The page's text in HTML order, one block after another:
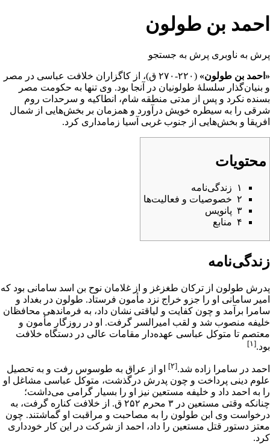
احمد بن طولون
پرش به ناوبری پرش به جستجو
«احمد بن طولون» (۲۲۰-۲۷۰ ق)، از کاگزاران خلافت عباسی در مصر
و بنیان‌گذار سلسلۀ طولونیان در آنجا بود. وی تنها به حکومت مصر
بسنده نکرد و پس از مدتی منطقه شام، انطاکیه و سرحدات روم
شرقی را به سیطره خویش درآورد و همزمان بر بخش‌هایی از شمال
افریقا و بخش‌هایی از جنوب غربی آسیا زمامداری کرد.
محتویات
۱
زندگی‌نامه
۲ خصوصیات و فعالیت‌ها
۳ پانویس
۴ منابع
زندگی‌نامه
پدرش طولون از ترکان طغزغز و از غلامان نوح بن اسد سامانی بود که
امیر سامانی او را جزو خراج نزد مأمون فرستاد. طولون در بغداد و
سامرا برآمد و چون کفایت و لیاقتی نشان داد، به فرماندهی محافظان
خلیفه منصوب شد و لقب امیرالسر گرفت. او در روزگار مأمون و
معتصم تا متوکل عباسی عهده‌دار مقامات عالی در دستگاه خلافت
بود.[۱]
احمد در سامرا زاده شد.[۲] او از عراق به طوسوس رفت و به تحصیل
علوم دینی پرداخت و چون پدرش درگذشت، متوکل عباسی مشاغل او
را به احمد داد و خلیفه مستعین نیز او را بسیار گرامی می‌داشت؛
چنانکه وقتی مستعین در ۳
محرم خلافت کناره گرفت، به
درخواست وی ابن طولون را به مصاحبت و مراقبت او گماشتند. چون
معتز دستور قتل مستعین را داد، احمد از شرکت در این کار خودداری
کرد.